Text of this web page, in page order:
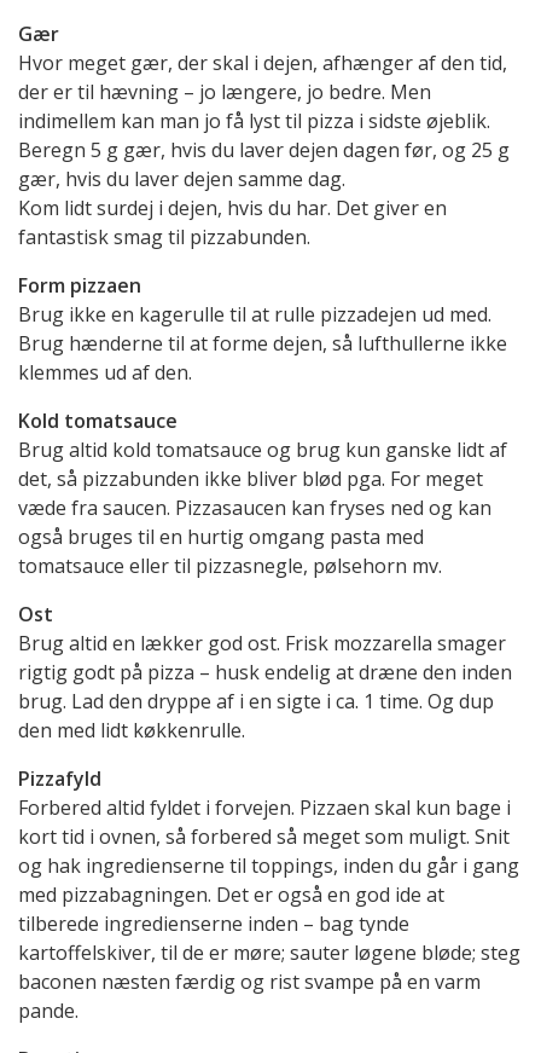
Gær
Hvor meget gær, der skal i dejen, afhænger af den tid,
der er til hævning – jo længere, jo bedre. Men
indimellem kan man jo få lyst til pizza i sidste øjeblik.
Beregn 5 g gær, hvis du laver dejen dagen før, og 25 g
gær, hvis du laver dejen samme dag.
Kom lidt surdej i dejen, hvis du har. Det giver en
fantastisk smag til pizzabunden.
Form pizzaen
Brug ikke en kagerulle til at rulle pizzadejen ud med.
Brug hænderne til at forme dejen, så lufthullerne ikke
klemmes ud af den.
Kold tomatsauce
Brug altid kold tomatsauce og brug kun ganske lidt af
det, så pizzabunden ikke bliver blød pga. For meget
væde fra saucen. Pizzasaucen kan fryses ned og kan
også bruges til en hurtig omgang pasta med
tomatsauce eller til pizzasnegle, pølsehorn mv.
Ost
Brug altid en lækker god ost. Frisk mozzarella smager
rigtig godt på pizza – husk endelig at dræne den inden
brug. Lad den dryppe af i en sigte i ca. 1 time. Og dup
den med lidt køkkenrulle.
Pizzafyld
Forbered altid fyldet i forvejen. Pizzaen skal kun bage i
kort tid i ovnen, så forbered så meget som muligt. Snit
og hak ingredienserne til toppings, inden du går i gang
med pizzabagningen. Det er også en god ide at
tilberede ingredienserne inden – bag tynde
kartoffelskiver, til de er møre; sauter løgene bløde; steg
baconen næsten færdig og rist svampe på en varm
pande.